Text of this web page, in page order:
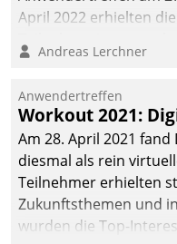
April 2022 erhielten die
Teilnehmer kurzweilige
Cloud-Strategien und -
Lösungen mit hohem
Zukunftspotenzial.
Andreas Lerchner
Anwendertreffen
Workout 2021:
Am 28. April 2021
diesmal als rein
Teilnehmer erhielten
Zukunftsthemen und
wurden die Top-